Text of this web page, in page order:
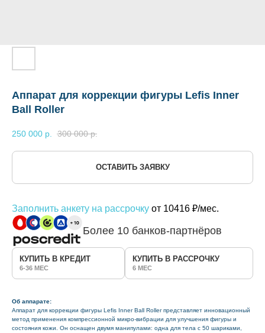
Аппарат для коррекции фигуры Lefis Inner
Ball Roller
250 000 р. 300 000 р.
ОСТАВИТЬ ЗАЯВКУ
Заполнить анкету на рассрочку от 10416 ₽/мес.
Более 10 банков-партнёров
КУПИТЬ В КРЕДИТ
6-36 МЕС
КУПИТЬ В РАССРОЧКУ
6 МЕС
Об аппарате:
Аппарат для коррекции фигуры Lefis Inner Ball Roller представляет инновационный
метод применения компрессионной микро-вибрации для улучшения фигуры и
состояния кожи. Он оснащен двумя манипулами: одна для тела с 50 шариками,